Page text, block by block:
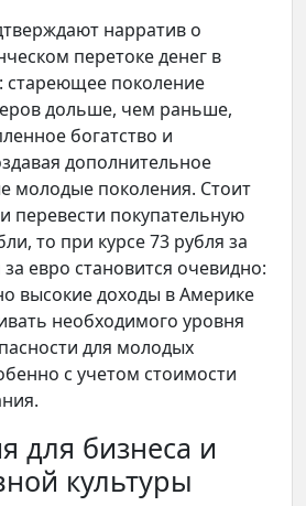
нарратив о
перетоке денег в
стареющее поколение
дольше, чем раньше,
богатство и
дополнительное
молодые поколения. Стоит
перевести покупательную
то при курсе 73 рубля за
евро становится очевидно:
высокие доходы в Америке
необходимого уровня
для молодых
с учетом стоимости
для бизнеса и
культуры